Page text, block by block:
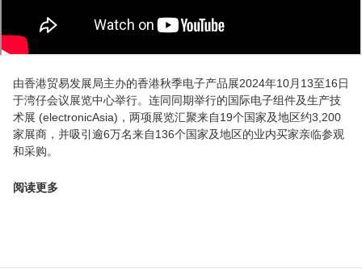
由香港贸易发展局主办的香港秋季电子产品展2024年10月13至16日
于湾仔会议展览中心举行。连同同期举行的国际电子组件及生产技
术展 (electronicAsia)，两项展览汇聚来自19个国家及地区约3,200
家展商，并吸引逾6万名来自136个国家及地区的业内买家亲临参观
和采购。
阅读更多